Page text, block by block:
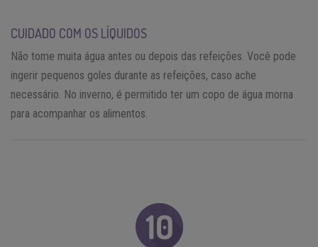
CUIDADO COM OS LÍQUIDOS
Não tome muita água antes ou depois das refeições. Você pode
ingerir pequenos goles durante as refeições, caso ache
necessário. No inverno, é permitido ter um copo de água morna
para acompanhar os alimentos.